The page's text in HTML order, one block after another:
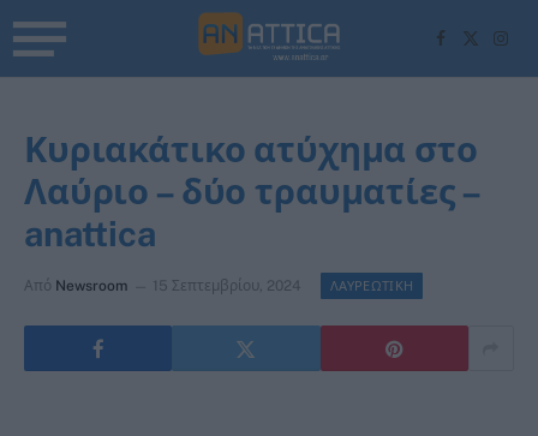
Facebook
X
(Twitter)
Κυριακάτικο ατύχημα στο
Λαύριο – δύο τραυματίες –
anattica
Από Newsroom 15 Σεπτεμβρίου, 2024 ΛΑΥΡΕΩΤΙΚΗ